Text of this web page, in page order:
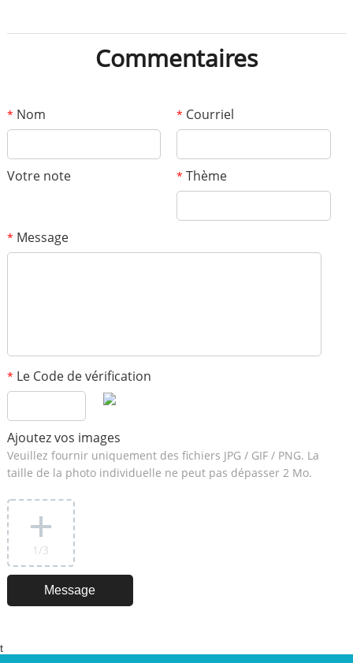
Commentaires
* Nom * Courriel
Votre note * Thème
* Message
* Le Code de vérification
Ajoutez vos images
Veuillez fournir uniquement des fichiers JPG / GIF / PNG. La
taille de la photo individuelle ne peut pas dépasser 2 Mo.
1 /3
t